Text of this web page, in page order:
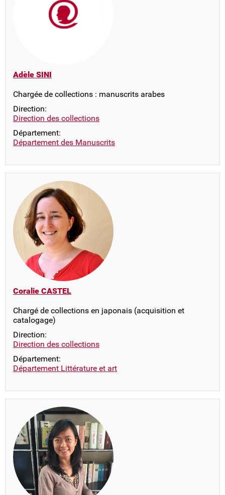
Adèle SINI
Chargée de collections : manuscrits arabes
Direction:
Direction des collections
Département:
Département des Manuscrits
Coralie CASTEL
Chargé de collections en japonais (acquisition et
catalogage)
Direction:
Direction des collections
Département:
Département Littérature et art